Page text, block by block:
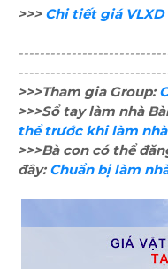
>>> Chi tiết giá
>>>Tham gia Group:
>>>Sổ tay làm nhà
thể trước khi làm nhà
>>>Bà con có thể
đây: Chuẩn bị làm